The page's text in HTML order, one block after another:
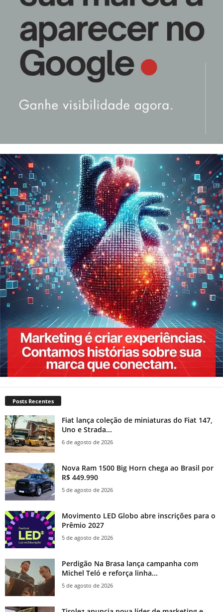
Posts Recentes
Fiat lança coleção de miniaturas do Fiat 147,
Uno e Strada...
6 de agosto de 2026
Nova Ram 1500 Big Horn chega ao Brasil por
R$ 449.990
5 de agosto de 2026
Movimento LED Globo abre inscrições para o
Prêmio 2027
5 de agosto de 2026
Perdigão Na Brasa lança campanha com
Michel Teló e reforça linha...
5 de agosto de 2026